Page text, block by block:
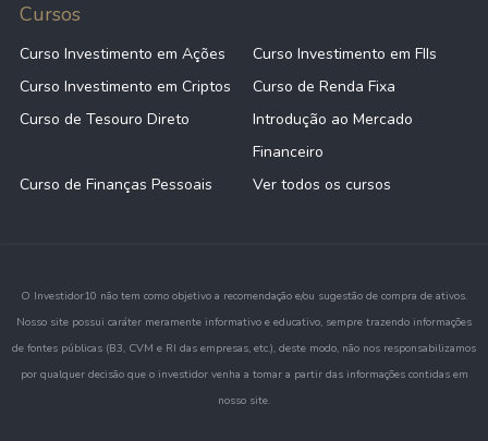
Cursos
Curso Investimento em Ações
Curso Investimento em FIIs
Curso Investimento em Criptos
Curso de Renda Fixa
Curso de Tesouro Direto
Introdução ao Mercado
Financeiro
Curso de Finanças Pessoais
Ver todos os cursos
O Investidor10 não tem como objetivo a recomendação e/ou sugestão de compra de ativos.
Nosso site possui caráter meramente informativo e educativo, sempre trazendo informações
de fontes públicas (B3, CVM e RI das empresas, etc.), deste modo, não nos responsabilizamos
por qualquer decisão que o investidor venha a tomar a partir das informações contidas em
nosso site.